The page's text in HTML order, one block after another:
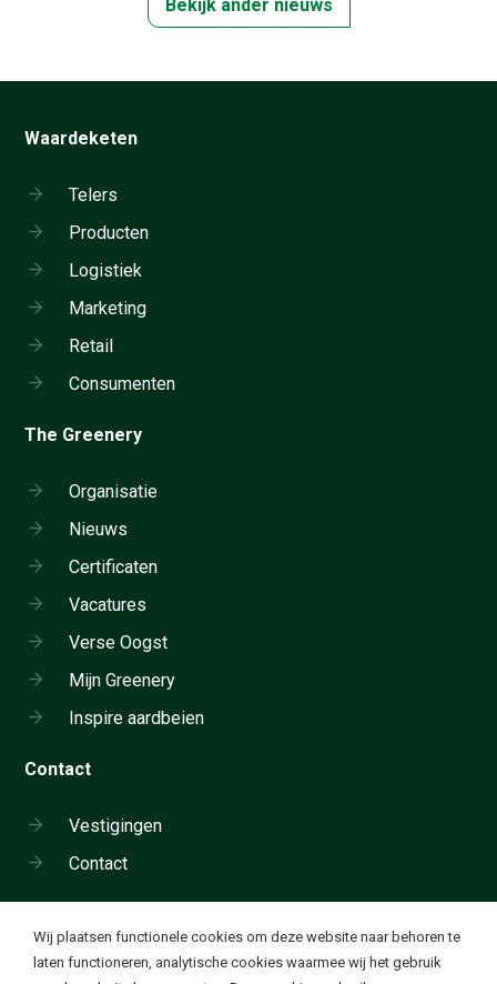
Bekijk ander nieuws
Waardeketen
Telers
Producten
Logistiek
Marketing
Retail
Consumenten
The Greenery
Organisatie
Nieuws
Certificaten
Vacatures
Verse Oogst
Mijn Greenery
Inspire aardbeien
Contact
Vestigingen
Contact
Neem telefonisch contact op:
+31 180 655 911
Wij plaatsen functionele cookies om deze website naar behoren te
laten functioneren, analytische cookies waarmee wij het gebruik
Cookie instellingen